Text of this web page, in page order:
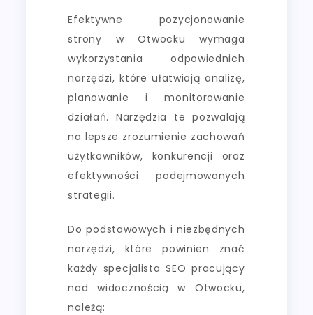
Efektywne pozycjonowanie
strony w Otwocku wymaga
wykorzystania odpowiednich
narzędzi, które ułatwiają analizę,
planowanie i monitorowanie
działań. Narzędzia te pozwalają
na lepsze zrozumienie zachowań
użytkowników, konkurencji oraz
efektywności podejmowanych
strategii.
Do podstawowych i niezbędnych
narzędzi, które powinien znać
każdy specjalista SEO pracujący
nad widocznością w Otwocku,
należą: